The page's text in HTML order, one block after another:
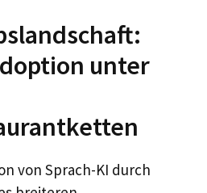
unter
von Sprach-KI durch